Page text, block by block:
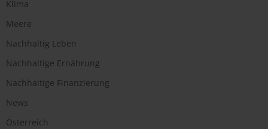
Klima
Meere
Nachhaltig Leben
Nachhaltige Ernährung
Nachhaltige Finanzierung
News
Österreich